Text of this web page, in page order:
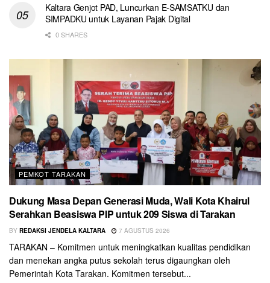
Kaltara Genjot PAD, Luncurkan E-SAMSATKU dan
SIMPADKU untuk Layanan Pajak Digital
0 SHARES
PEMKOT TARAKAN
Dukung Masa Depan Generasi Muda, Wali Kota Khairul
Serahkan Beasiswa PIP untuk 209 Siswa di Tarakan
BY REDAKSI JENDELA KALTARA 7 AGUSTUS 2026
TARAKAN – Komitmen untuk meningkatkan kualitas pendidikan
dan menekan angka putus sekolah terus digaungkan oleh
Pemerintah Kota Tarakan. Komitmen tersebut...